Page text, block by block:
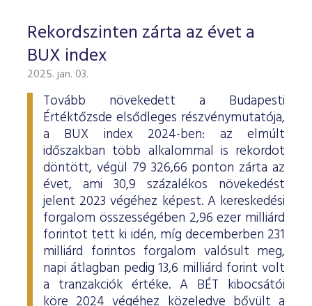
Rekordszinten zárta az évet a
BUX index
2025. jan. 03.
Tovább növekedett a Budapesti
Értéktőzsde elsődleges részvénymutatója,
a BUX index 2024-ben: az elmúlt
időszakban több alkalommal is rekordot
döntött, végül 79 326,66 ponton zárta az
évet, ami 30,9 százalékos növekedést
jelent 2023 végéhez képest. A kereskedési
forgalom összességében 2,96 ezer milliárd
forintot tett ki idén, míg decemberben 231
milliárd forintos forgalom valósult meg,
napi átlagban pedig 13,6 milliárd forint volt
a tranzakciók értéke. A BÉT kibocsátói
köre 2024 végéhez közeledve bővült a